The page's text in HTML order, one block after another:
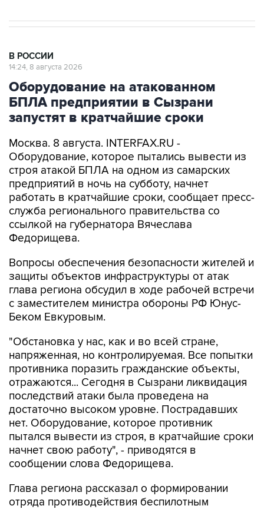
В РОССИИ
14:24, 8 августа 2026
Оборудование на атакованном
БПЛА предприятии в Сызрани
запустят в кратчайшие сроки
Москва. 8 августа. INTERFAX.RU -
Оборудование, которое пытались вывести из
строя атакой БПЛА на одном из самарских
предприятий в ночь на субботу, начнет
работать в кратчайшие сроки, сообщает пресс-
служба регионального правительства со
ссылкой на губернатора Вячеслава
Федорищева.
Вопросы обеспечения безопасности жителей и
защиты объектов инфраструктуры от атак
глава региона обсудил в ходе рабочей встречи
с заместителем министра обороны РФ Юнус-
Беком Евкуровым.
"Обстановка у нас, как и во всей стране,
напряженная, но контролируемая. Все попытки
противника поразить гражданские объекты,
отражаются... Сегодня в Сызрани ликвидация
последствий атаки была проведена на
достаточно высоком уровне. Пострадавших
нет. Оборудование, которое противник
пытался вывести из строя, в кратчайшие сроки
начнет свою работу", - приводятся в
сообщении слова Федорищева.
Глава региона рассказал о формировании
отряда противодействия беспилотным